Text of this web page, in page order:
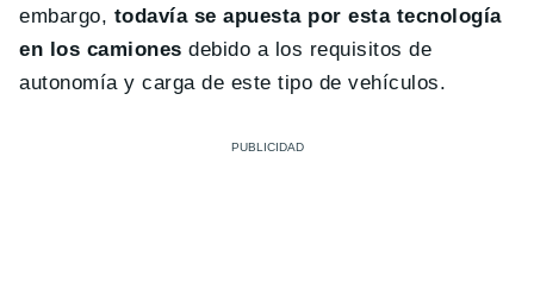
embargo, todavía se apuesta por esta tecnología
en los camiones debido a los requisitos de
autonomía y carga de este tipo de vehículos.